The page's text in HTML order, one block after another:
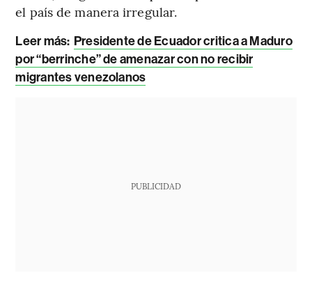
el país de manera irregular.
Leer más: Presidente de Ecuador critica a Maduro
por “berrinche” de amenazar con no recibir
migrantes venezolanos
PUBLICIDAD